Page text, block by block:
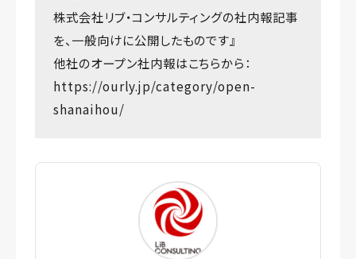
株式会社リブ・コンサルティングの社内報記事
を、一般向けに公開したものです』
他社のオープン社内報はこちらから：
https://ourly.jp/category/open-
shanaihou/